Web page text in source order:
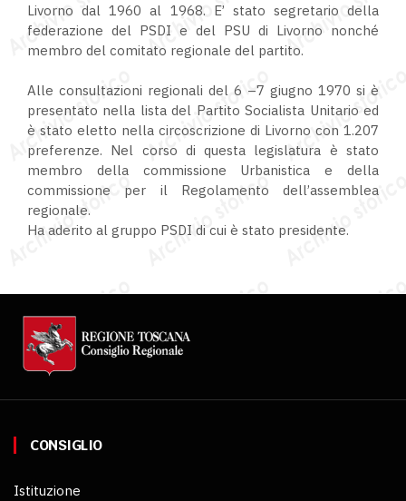
Livorno dal 1960 al 1968. E’ stato segretario della
federazione del PSDI e del PSU di Livorno nonché
membro del comitato regionale del partito.
Alle consultazioni regionali del 6 –7 giugno 1970 si è
presentato nella lista del Partito Socialista Unitario ed
è stato eletto nella circoscrizione di Livorno con 1.207
preferenze. Nel corso di questa legislatura è stato
membro della commissione Urbanistica e della
commissione per il Regolamento dell’assemblea
regionale.
Ha aderito al gruppo PSDI di cui è stato presidente.
CONSIGLIO
Istituzione